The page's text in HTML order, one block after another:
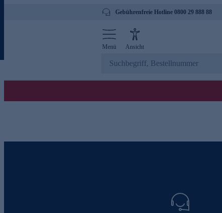
Gebührenfreie Hotline 0800 29 888 88
Menü Ansicht